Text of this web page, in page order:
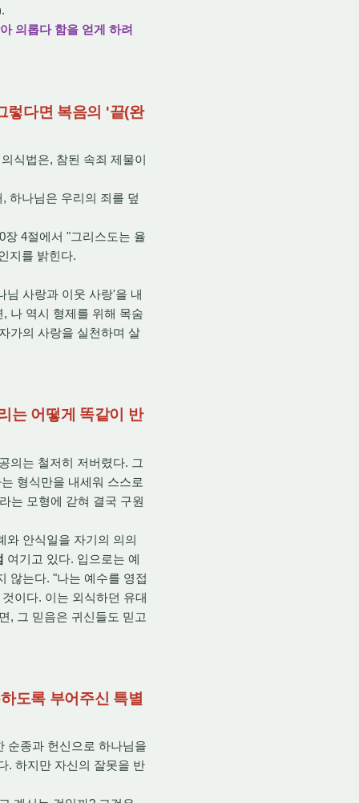
의롭다 함을 얻게 하려
렇다면 복음의 '끝(완
식법은, 참된 속죄 제물이
하나님은 우리의 죄를 덮
장 4절에서 "그리스도는 율
지를 밝힌다.
님 사랑과 이웃 사랑'을 내
나 역시 형제를 위해 목숨
가의 사랑을 실천하며 살
는 어떻게 똑같이 반
의는 철저히 저버렸다. 그
형식만을 내세워 스스로
는 모형에 갇혀 결국 구원
와 안식일을 자기의 의의
여기고 있다. 입으로는 예
않는다. "나는 예수를 영접
이다. 이는 외식하던 유대
, 그 믿음은 귀신들도 믿고
도록 부어주신 특별
순종과 헌신으로 하나님을
. 하지만 자신의 잘못을 반